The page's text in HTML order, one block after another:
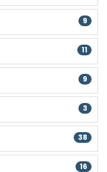
9
11
9
3
38
16